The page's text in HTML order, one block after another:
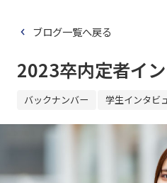
ブログ一覧へ戻る
2023卒内定者イ
バックナンバー 学生インタビ